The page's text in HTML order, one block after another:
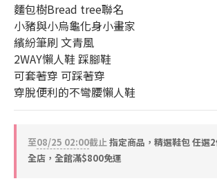
麵包樹Bread tree聯名
小豬與小烏龜化身小畫家
繽紛筆刷 文青風
2WAY懶人鞋 踩腳鞋
可套著穿 可踩著穿
穿脫便利的不彎腰懶人鞋
至08/25 02:00截止指定商品，精選鞋包 任選
全店，全館滿$800免運